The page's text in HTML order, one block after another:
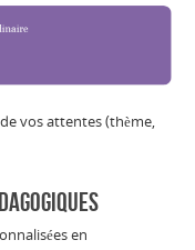
vos attentes (thème,
en